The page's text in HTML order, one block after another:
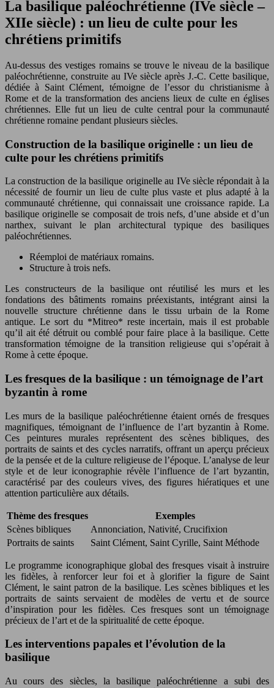
La basilique paléochrétienne (IVe siècle –
XIIe siècle) : un lieu de culte pour les
chrétiens primitifs
Au-dessus des vestiges romains se trouve le niveau de la basilique
paléochrétienne, construite au IVe siècle après J.-C. Cette basilique,
dédiée à Saint Clément, témoigne de l’essor du christianisme à
Rome et de la transformation des anciens lieux de culte en églises
chrétiennes. Elle fut un lieu de culte central pour la communauté
chrétienne romaine pendant plusieurs siècles.
Construction de la basilique originelle : un lieu de
culte pour les chrétiens primitifs
La construction de la basilique originelle au IVe siècle répondait à la
nécessité de fournir un lieu de culte plus vaste et plus adapté à la
communauté chrétienne, qui connaissait une croissance rapide. La
basilique originelle se composait de trois nefs, d’une abside et d’un
narthex, suivant le plan architectural typique des basiliques
paléochrétiennes.
Réemploi de matériaux romains.
Structure à trois nefs.
Les constructeurs de la basilique ont réutilisé les murs et les
fondations des bâtiments romains préexistants, intégrant ainsi la
nouvelle structure chrétienne dans le tissu urbain de la Rome
antique. Le sort du *Mitreo* reste incertain, mais il est probable
qu’il ait été détruit ou comblé pour faire place à la basilique. Cette
transformation témoigne de la transition religieuse qui s’opérait à
Rome à cette époque.
Les fresques de la basilique : un témoignage de l’art
byzantin à rome
Les murs de la basilique paléochrétienne étaient ornés de fresques
magnifiques, témoignant de l’influence de l’art byzantin à Rome.
Ces peintures murales représentent des scènes bibliques, des
portraits de saints et des cycles narratifs, offrant un aperçu précieux
de la pensée et de la culture religieuse de l’époque. L’analyse de leur
style et de leur iconographie révèle l’influence de l’art byzantin,
caractérisé par des couleurs vives, des figures hiératiques et une
attention particulière aux détails.
Thème des fresques
Exemples
Scènes bibliques
Annonciation, Nativité, Crucifixion
Portraits de saints
Saint Clément, Saint Cyrille, Saint Méthode
Le programme iconographique global des fresques visait à instruire
les fidèles, à renforcer leur foi et à glorifier la figure de Saint
Clément, le saint patron de la basilique. Les scènes bibliques et les
portraits de saints servaient de modèles de vertu et de source
d’inspiration pour les fidèles. Ces fresques sont un témoignage
précieux de l’art et de la spiritualité de cette époque.
Les interventions papales et l’évolution de la
basilique
Au cours des siècles, la basilique paléochrétienne a subi des